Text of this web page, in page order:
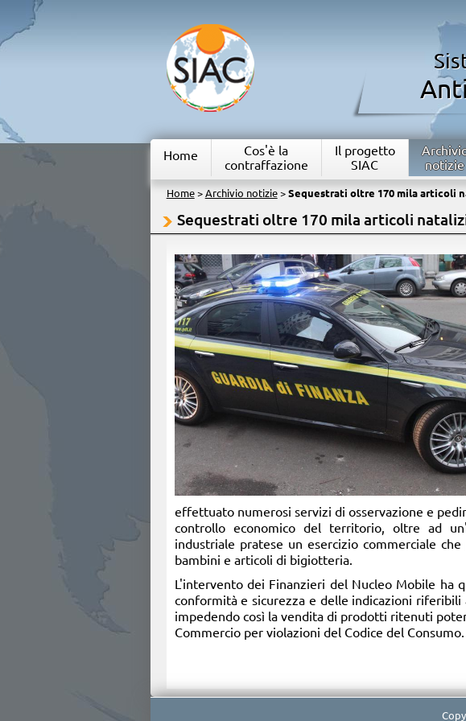
Home
Cos'è la
contraffazione
Il progetto
SIAC
notizie
Home> Archivio notizie> Sequestrati oltre 170 mila articoli
Sequestrati oltre 170 mila articoli
effettuato numerosi servizi di osservazione e
controllo economico del territorio, oltre ad
industriale pratese un esercizio commerciale
bambini e articoli di bigiotteria.
L'intervento dei Finanzieri del Nucleo Mobile
conformità e sicurezza e delle indicazioni
impedendo così la vendita di prodotti ritenuti
Commercio per violazioni del Codice del Consumo.